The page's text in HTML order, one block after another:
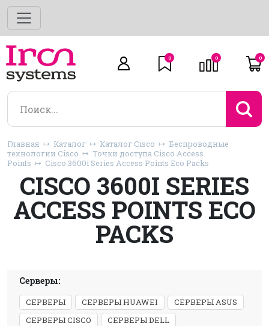
0 0 0
Главная Каталог Каталог Cisco
Беспроводные
технологии Cisco
Точки доступа Cisco Access
Points
Cisco 3600i Series Access Points Eco Packs
CISCO 3600I SERIES
ACCESS POINTS ECO
PACKS
Серверы:
СЕРВЕРЫ СЕРВЕРЫ HUAWEI
СЕРВЕРЫ ASUS
СЕРВЕРЫ CISCO
СЕРВЕРЫ DELL